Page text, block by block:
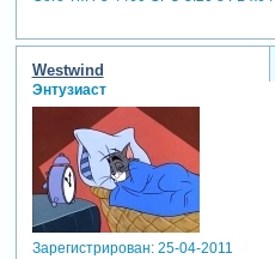
Westwind
Энтузиаст
Зарегистрирован: 25-04-2011